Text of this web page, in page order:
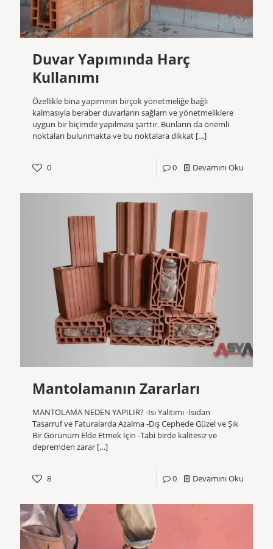
Duvar Yapımında Harç
Kullanımı
Özellikle bina yapımının birçok yönetmeliğe bağlı
kalmasıyla beraber duvarların sağlam ve yönetmeliklere
uygun bir biçimde yapılması şarttır. Bunların da önemli
noktaları bulunmakta ve bu noktalara dikkat […]
0 0 Devamını Oku
Mantolamanın Zararları
MANTOLAMA NEDEN YAPILIR? -Isı Yalıtımı -Isıdan
Tasarruf ve Faturalarda Azalma -Dış Cephede Güzel ve Şık
Bir Görünüm Elde Etmek İçin -Tabi birde kalitesiz ve
depremden zarar […]
8 0 Devamını Oku